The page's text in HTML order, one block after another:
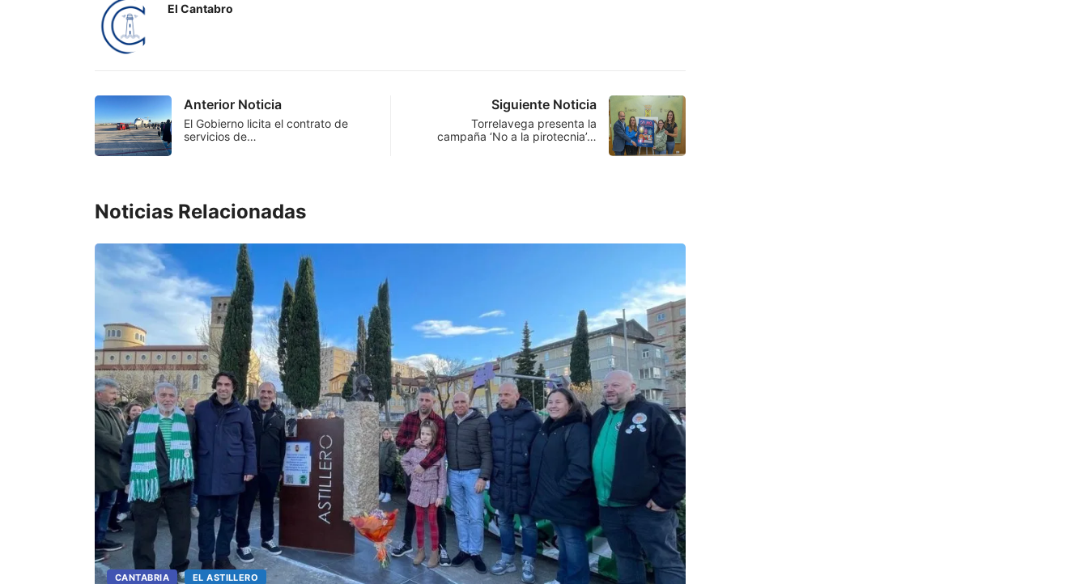
El Cantabro
Anterior Noticia
El Gobierno licita el contrato de
servicios de…
Siguiente Noticia
Torrelavega presenta la
campaña ‘No a la pirotecnia’…
Noticias Relacionadas
CANTABRIA EL ASTILLERO